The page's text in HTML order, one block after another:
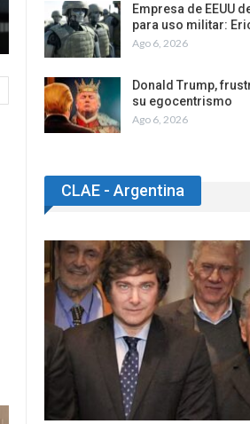
Empresa de EEUU
para uso militar:
Ago 6, 2026
Donald Trump,
su egocentrismo
Ago 6, 2026
CLAE - Argentina